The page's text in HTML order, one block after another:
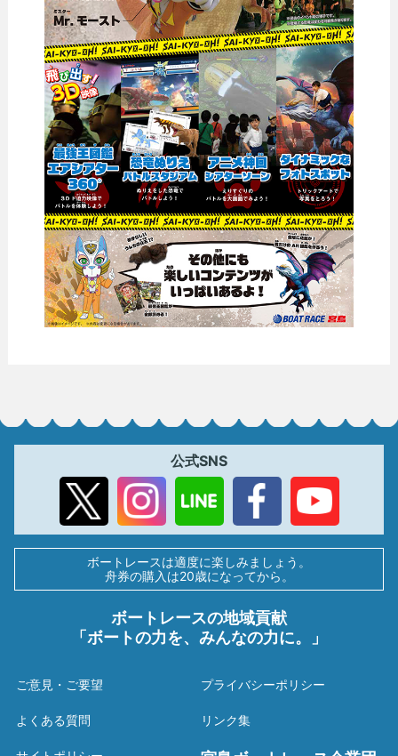
公式SNS
ボートレースは適度に楽しみましょう。
舟券の購入は20歳になってから。
ボートレースの地域貢献
「ボートの力を、みんなの力に。」
ご意見・ご要望
よくある質問
プライバシーポリシー
リンク集